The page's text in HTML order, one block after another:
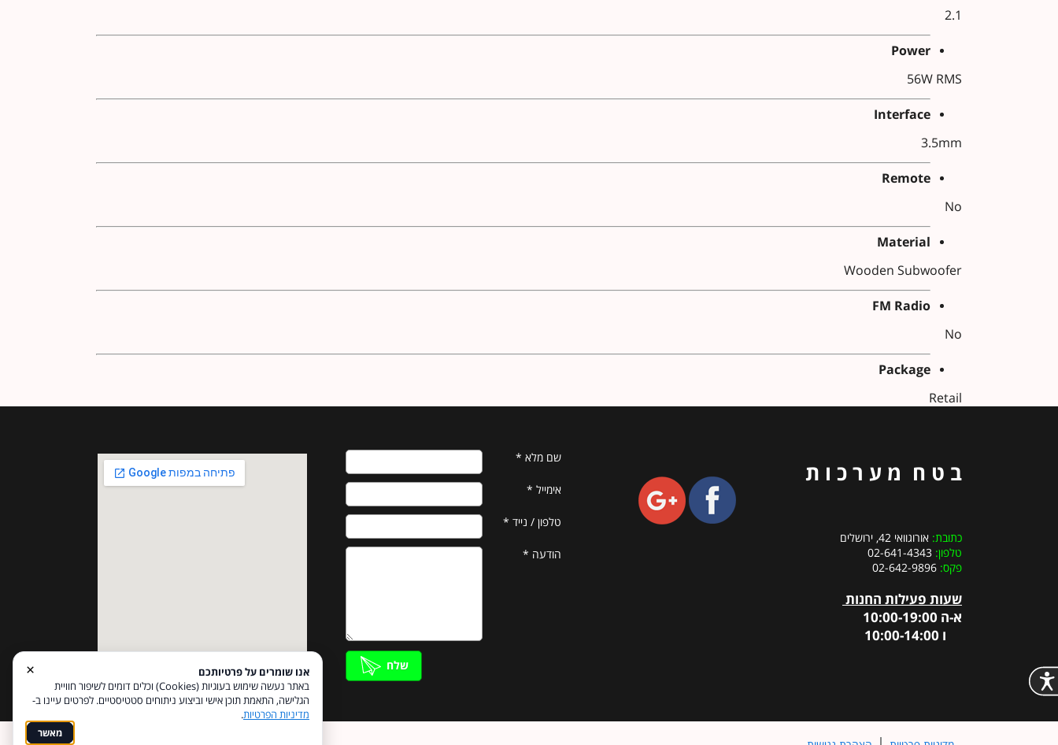
2.1
Power
56W RMS
Interface
3.5mm
Remote
No
Material
Wooden Subwoofer
FM Radio
No
Package
Retail
ב ט ח מ ע ר כ ו ת
כתובת: אורוגוואי 42, ירושלים
טלפון: 02-641-4343
פקס:
שעות פעילות החנות
א-ה 10:00-19:00
ו 10:00-14:00
שם מלא*
אימייל*
טלפון / נייד*
הודעה *
שלח ×
אנו שומרים על פרטיותכם
באתר נעשה שימוש בעוגיות (Cookies) וכלים דומים לשיפור חוויית
הגלישה, התאמת תוכן אישי וביצוע ניתוחים סטטיסטיים. לפרטים עיינו ב-
מדיניות הפרטיות.
מאשר